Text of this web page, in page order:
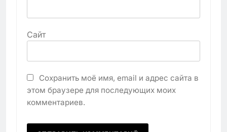
Сайт
Сохранить моё имя, email и адрес сайта в
этом браузере для последующих моих
комментариев.